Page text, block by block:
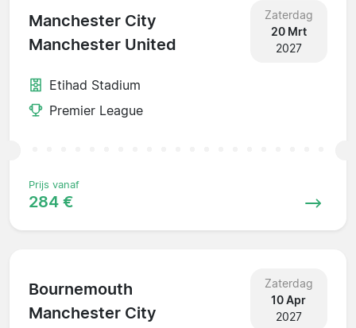
Manchester City
Manchester United
Zaterdag
20 Mrt
2027
Etihad Stadium
Premier League
Prijs vanaf
284 €
Bournemouth
Manchester City
Zaterdag
10 Apr
2027